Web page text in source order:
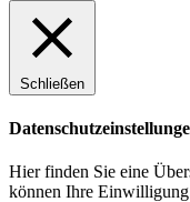
Schließen
Hier finden Sie eine
können Ihre Einwilligung